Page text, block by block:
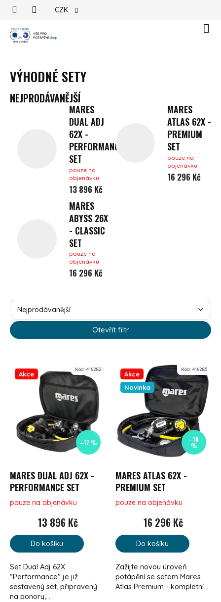
CZK
VÝHODNÉ SETY
NEJPRODÁVANĚJŠÍ
MARES
DUAL ADJ
62X -
PERFORMANCE
SET
pouze na
objenávku
13 896 Kč
MARES
ATLAS 62X -
PREMIUM
SET
pouze na
objenávku
16 296 Kč
MARES
ABYSS 26X
- CLASSIC
SET
pouze na
objenávku
16 296 Kč
ŘAZENÍ PRODUKTŮ
Nejprodávanější
Otevřít filtr
Akce
–17 %
MARES DUAL ADJ 62X -
PERFORMANCE SET
pouze na objenávku
13 896 Kč
Do košíku
Set Dual Adj 62X
"Performance" je již
sestavený set, připravený
na ponory,...
Kód: 416282
Akce
Novinka
–18
%
MARES ATLAS 62X -
PREMIUM SET
pouze na objenávku
16 296 Kč
Do košíku
Zažijte novou úroveň
potápění se setem Mares
Atlas Premium - kompletní...
Kód: 416285